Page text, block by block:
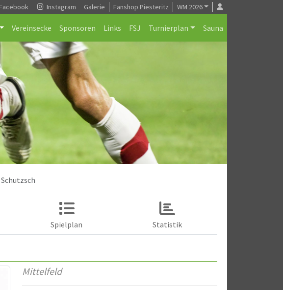
Facebook Instagram Galerie Fanshop Piesteritz WM 2026
Vereinsecke Sponsoren Links FSJ Turnierplan Sauna
Spielplan Statistik
Mittelfeld